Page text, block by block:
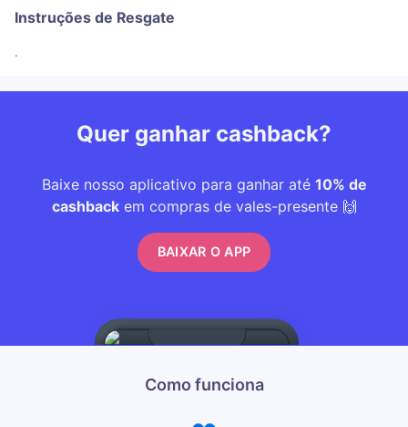
Instruções de Resgate
.
Quer ganhar cashback?
Baixe nosso aplicativo para ganhar até 10% de
cashbackem compras de vales-presente 🙌
BAIXAR O APP
Como funciona